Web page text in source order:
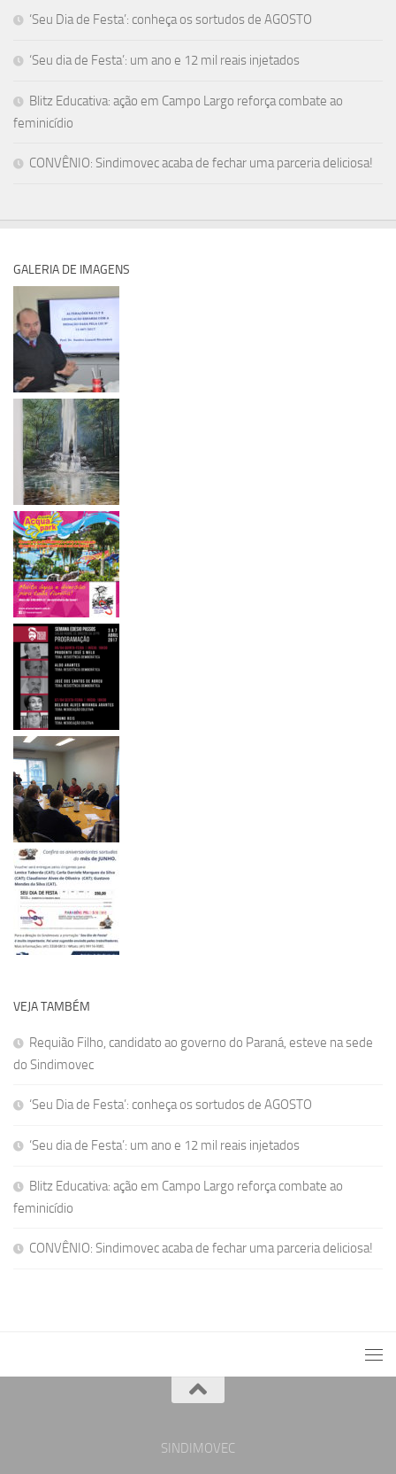
‘Seu Dia de Festa’: conheça os sortudos de AGOSTO
‘Seu dia de Festa’: um ano e 12 mil reais injetados
Blitz Educativa: ação em Campo Largo reforça combate ao
feminicídio
CONVÊNIO: Sindimovec acaba de fechar uma parceria deliciosa!
GALERIA DE IMAGENS
VEJA TAMBÉM
Requião Filho, candidato ao governo do Paraná, esteve na sede
do Sindimovec
‘Seu Dia de Festa’: conheça os sortudos de AGOSTO
‘Seu dia de Festa’: um ano e 12 mil reais injetados
Blitz Educativa: ação em Campo Largo reforça combate ao
feminicídio
CONVÊNIO: Sindimovec acaba de fechar uma parceria deliciosa!
SINDIMOVEC